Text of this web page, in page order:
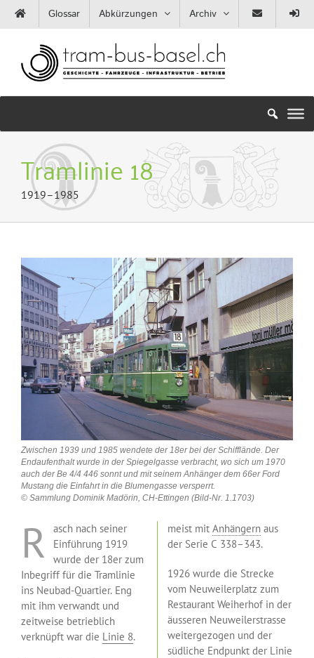
Zum
Inhalt
Glossar Abkürzungen Archiv
Tramlinie 18
1919–1985
Zeige
grösseres
Bild
Zwischen 1939 und 1985 wendete der 18er bei der Schifflände. Der
Endaufenthalt wurde in der Spiegelgasse verbracht, wo sich um 1970
auch der Be 4/4 446 sonnt und mit seinem Anhänger dem 66er Ford
Mustang die Einfahrt in die Blumengasse versperrt.
© Sammlung Dominik Madörin, CH-Ettingen (Bild-Nr. 1.1703)
R
asch nach seiner
Einführung 1919
wurde der 18er zum
Inbegriff für die Tramlinie
ins Neubad-Quartier. Eng
mit ihm verwandt und
zeitweise betrieblich
verknüpft war die Linie 8.
meist mit Anhängern aus
der Serie C 338–343.
1926 wurde die Strecke
vom Neuweilerplatz zum
Restaurant Weiherhof in der
äusseren Neuweilerstrasse
weitergezogen und der
südliche Endpunkt der Linie